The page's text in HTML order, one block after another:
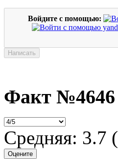
Войдите с помощью:
Факт №4646
Средняя: 3.7 (